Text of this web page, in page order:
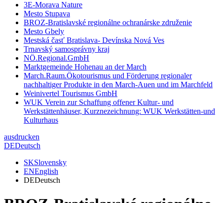
3E-Morava Nature
Mesto Stupava
BROZ-Bratislavské regionálne ochranárske združenie
Mesto Gbely
Mestská časť Bratislava- Devínska Nová Ves
Trnavský samosprávny kraj
NÖ.Regional.GmbH
Marktgemeinde Hohenau an der March
March.Raum.Ökotourismus und Förderung regionaler
nachhaltiger Produkte in den March-Auen und im Marchfeld
Weinivertel Tourismus GmbH
WUK Verein zur Schaffung offener Kultur- und
Werkstättenhäuser, Kurznezeichnung: WUK Werkstätten-und
Kulturhaus
ausdrucken
DEDeutsch
SKSlovensky
ENEnglish
DEDeutsch